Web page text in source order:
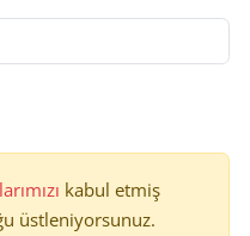
kabul etmiş
üstleniyorsunuz.